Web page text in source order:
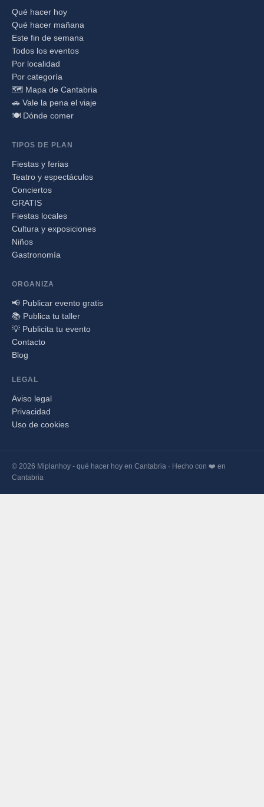
Qué hacer hoy
Qué hacer mañana
Este fin de semana
Todos los eventos
Por localidad
Por categoría
🗺️ Mapa de Cantabria
🚗 Vale la pena el viaje
🍽️ Dónde comer
TIPOS DE PLAN
Fiestas y ferias
Teatro y espectáculos
Conciertos
GRATIS
Fiestas locales
Cultura y exposiciones
Niños
Gastronomía
ORGANIZA
📢 Publicar evento gratis
📚 Publica tu taller
💡 Publicita tu evento
Contacto
Blog
LEGAL
Aviso legal
Privacidad
Uso de cookies
© 2026 Miplanhoy - qué hacer hoy en Cantabria · Hecho con ❤️ en
Cantabria